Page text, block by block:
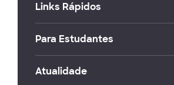
Links Rápidos
Para Estudantes
Atualidade